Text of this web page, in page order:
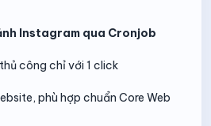
Instagram qua Cronjob
công chỉ với 1 click
phù hợp chuẩn Core Web